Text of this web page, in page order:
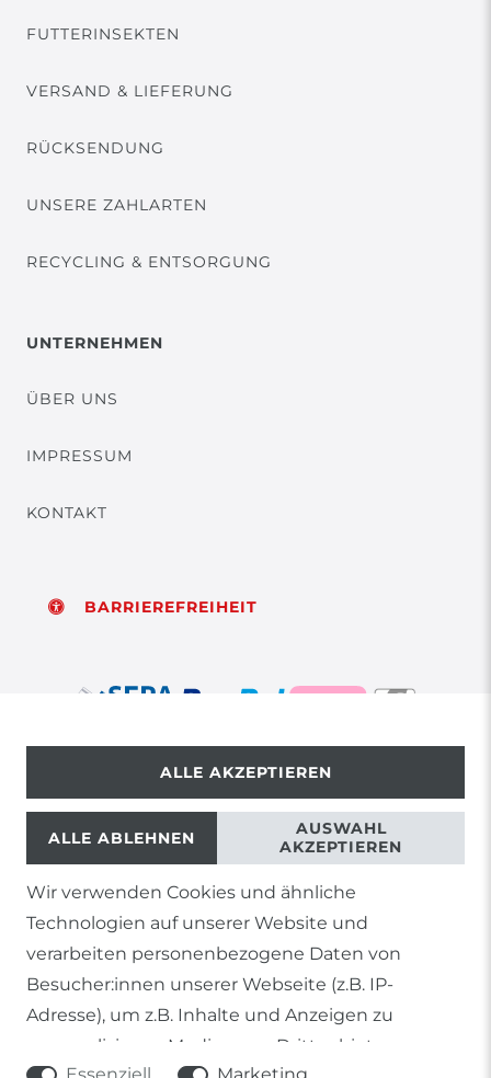
FUTTERINSEKTEN
VERSAND & LIEFERUNG
RÜCKSENDUNG
UNSERE ZAHLARTEN
RECYCLING & ENTSORGUNG
UNTERNEHMEN
ÜBER UNS
IMPRESSUM
KONTAKT
BARRIEREFREIHEIT
© Copyright 2026 | Alle Rechte vorbehalten.
1) Gilt nicht für Sendungen mit Futterinsekten,
Lebendpflanzen, Frostfutter oder lebende Tiere, sowie
Lieferungen per Spedition
2) gilt für sofort lieferbare Artikel und Produkte die keine
gesonderte Versandregelung besitzen.
Wir verwenden Cookies und ähnliche
Technologien auf unserer Website und
verarbeiten personenbezogene Daten von
Besucher:innen unserer Webseite (z.B. IP-
Adresse), um z.B. Inhalte und Anzeigen zu
personalisieren, Medien von Drittanbietern
ALLE AKZEPTIEREN
ALLE ABLEHNEN
AUSWAHL
AKZEPTIEREN